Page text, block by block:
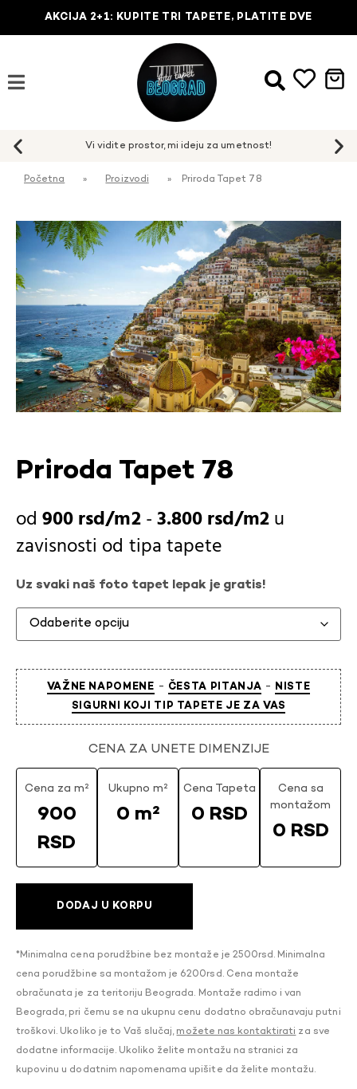
AKCIJA 2+1: KUPITE TRI TAPETE, PLATITE DVE
Početna » Proizvodi » Priroda Tapet 78
Priroda Tapet 78
900rsd -3.800rsd
u
zavisnosti od tipa tapete
Uz svaki naš foto tapet lepak je gratis!
VAŽNE NAPOMENE - ČESTA PITANJA -
NISTE
SIGURNI KOJI TIP TAPETE JE ZA VAS
CENA ZA UNETE DIMENZIJE
Cena za m²
900
RSD
Ukupno m²
0 m²
Cena Tapeta
0 RSD
Cena sa
montažom
0 RSD
DODAJ U KORPU
*Minimalna cena porudžbine bez montaže je 2500rsd. Minimalna
cena porudžbine sa montažom je 6200rsd. Cena montaže
obračunata je za teritoriju Beograda. Montaže radimo i van
Beograda, pri čemu se na ukupnu cenu dodatno obračunavaju putni
troškovi. Ukoliko je to Vaš slučaj, možete nas kontaktirati za sve
dodatne informacije. Ukoliko želite montažu na stranici za
kupovinu u dodatnim napomenama upišite da želite montažu.